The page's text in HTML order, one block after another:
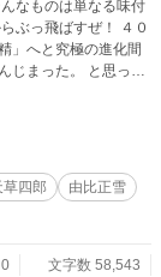
なものは単なる味付
飛ばすぜ！ ４０
」へと究極の進化間
じまった。 と思った
比正雪」なんて御仁
戯作を書くのが好き
ニートだったからさ
で生き返った「正義
界へと消し去るため
がつかない。 幕府
草四郎
由比正雪
文字数 58,543